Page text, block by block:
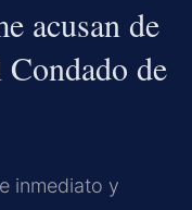
acusan de
de
inmediato y